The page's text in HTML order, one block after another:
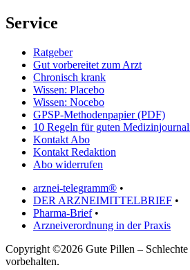
Service
Ratgeber
Gut vorbereitet zum Arzt
Chronisch krank
Wissen: Placebo
Wissen: Nocebo
GPSP-Methodenpapier (PDF)
10 Regeln für guten
Kontakt Abo
Kontakt Redaktion
Abo widerrufen
arznei-telegramm® •
DER ARZNEIMITTELBRIEF •
Pharma-Brief•
Arzneiverordnung in der Praxis
Copyright ©2026 Gute Pillen –
vorbehalten.